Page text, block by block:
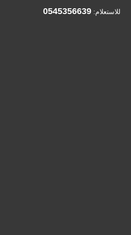
للاستعلام: 0545356639